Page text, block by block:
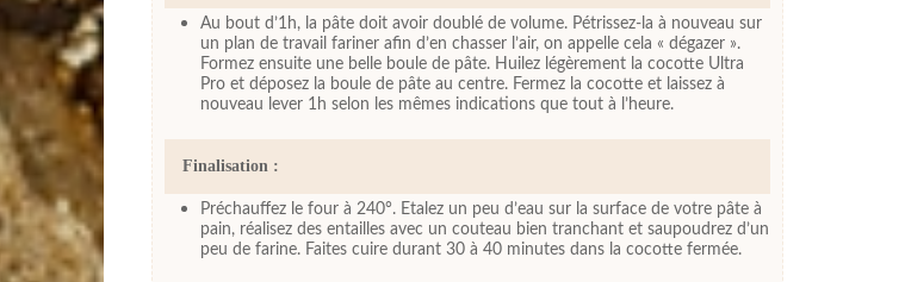
Au bout d’1h, la pâte doit avoir doublé de volume. Pétrissez-la à nouveau sur
un plan de travail fariner afin d’en chasser l’air, on appelle cela « dégazer ».
Formez ensuite une belle boule de pâte. Huilez légèrement la cocotte Ultra
Pro et déposez la boule de pâte au centre. Fermez la cocotte et laissez à
nouveau lever 1h selon les mêmes indications que tout à l’heure.
Finalisation :
Préchauffez le four à 240°. Etalez un peu d’eau sur la surface de votre pâte à
pain, réalisez des entailles avec un couteau bien tranchant et saupoudrez d’un
peu de farine. Faites cuire durant 30 à 40 minutes dans la cocotte fermée.